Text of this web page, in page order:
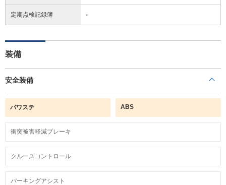
定期点検記録簿 -
装備
安全装備
パワステ ABS
衝突被害軽減ブレーキ
クルーズコントロール
パーキングアシスト